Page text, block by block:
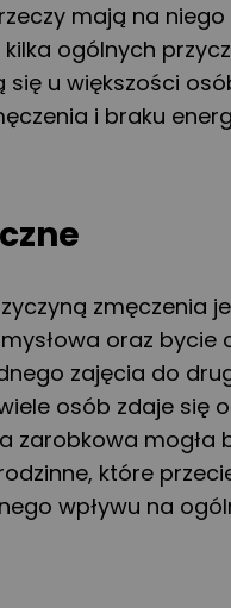
mają na niego
ogólnych
u większości
i braku
zmęczenia
oraz bycie
zajęcia do
osób zdaje się
zarobkowa mogła
które
wpływu na